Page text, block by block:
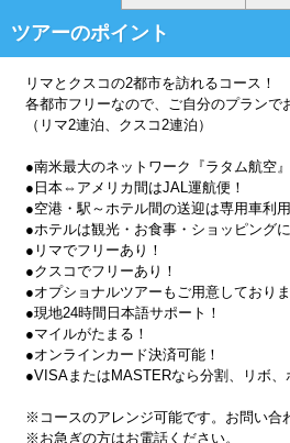
ツアーのポイント
リマとクスコの2都市を訪れるコース！
各都市フリーなので、ご自分のプランで
（リマ2連泊、クスコ2連泊）
●南米最大のネットワーク『ラタム航空』
●日本⇔アメリカ間はJAL運航便！
●空港・駅～ホテル間の送迎は専用車利用
●ホテルは観光・お食事・ショッピング
●リマでフリーあり！
●クスコでフリーあり！
●オプショナルツアーもご用意しておりま
●現地24時間日本語サポート！
●マイルがたまる！
●オンラインカード決済可能！
●VISAまたはMASTERなら分割、リボ、
※コースのアレンジ可能です。お問い合
※お急ぎの方はお電話ください。